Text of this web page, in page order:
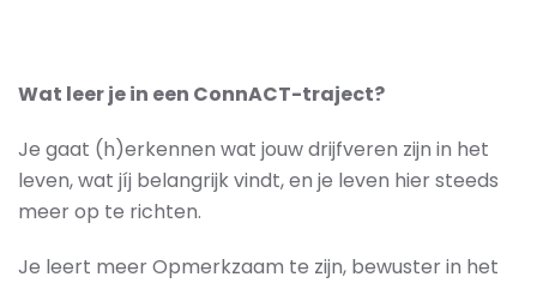
Wat leer je in een ConnACT-traject?
Je gaat (h)erkennen wat jouw drijfveren zijn in het
leven, wat jíj belangrijk vindt, en je leven hier steeds
meer op te richten.
Je leert meer Opmerkzaam te zijn, bewuster in het